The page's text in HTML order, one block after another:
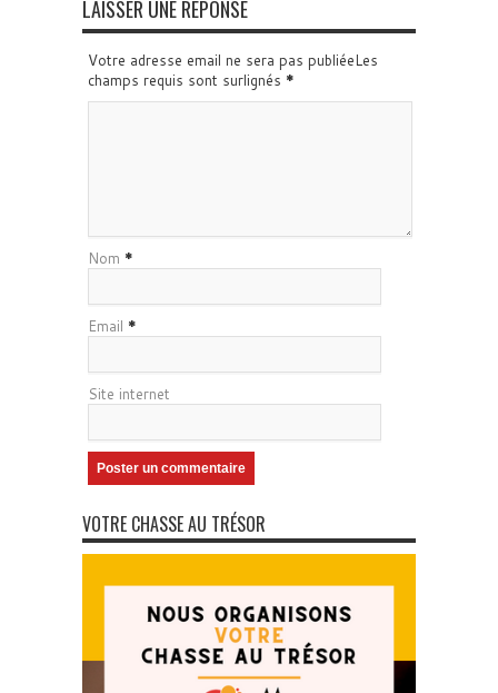
LAISSER UNE RÉPONSE
Votre adresse email ne sera pas publiéeLes
champs requis sont surlignés *
Nom *
Email *
Site internet
VOTRE CHASSE AU TRÉSOR